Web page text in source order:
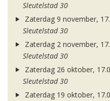
Sleutelstad 30
Zaterdag 9 november,
Sleutelstad 30
Zaterdag 2 november,
Sleutelstad 30
Zaterdag 26 oktober,
Sleutelstad 30
Zaterdag 19 oktober,